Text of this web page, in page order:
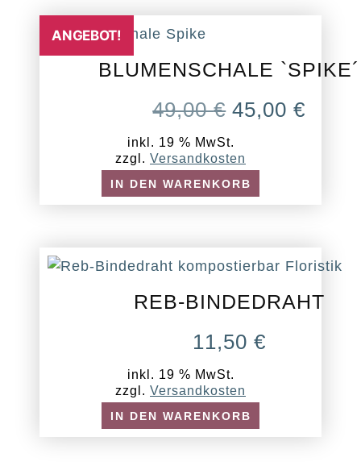
ANGEBOT!
BLUMENSCHALE `SPIKE´
49,00€
WAR:
49,00 €
45,00€
inkl. 19 % MwSt.
zzgl. Versandkosten
IN DEN WARENKORB
REB-BINDEDRAHT
11,50 €
inkl. 19 % MwSt.
zzgl. Versandkosten
IN DEN WARENKORB